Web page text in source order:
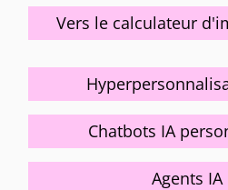
Vers le calculateur
Chatbots IA
Agents IA